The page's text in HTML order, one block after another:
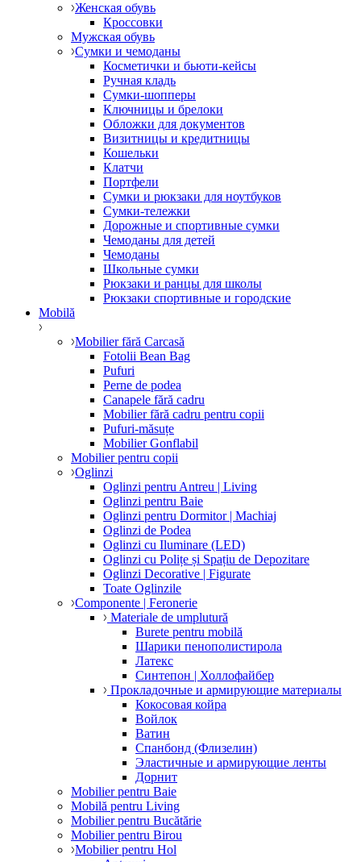
Женская обувь
Кроссовки
Мужская обувь
Сумки и чемоданы
Косметички и бьюти-кейсы
Ручная кладь
Сумки-шопперы
Ключницы и брелоки
Обложки для документов
Визитницы и кредитницы
Кошельки
Клатчи
Портфели
Сумки и рюкзаки для ноутбуков
Сумки-тележки
Дорожные и спортивные сумки
Чемоданы для детей
Чемоданы
Школьные сумки
Рюкзаки и ранцы для школы
Рюкзаки спортивные и городские
Mobilă
Mobilier fără Carcasă
Fotolii Bean Bag
Pufuri
Perne de podea
Canapele fără cadru
Mobilier fără cadru pentru copii
Pufuri-măsuțe
Mobilier Gonflabil
Mobilier pentru copii
Oglinzi
Oglinzi pentru Antreu | Living
Oglinzi pentru Baie
Oglinzi pentru Dormitor | Machiaj
Oglinzi de Podea
Oglinzi cu Iluminare (LED)
Oglinzi cu Polițe și Spațiu de Depozitare
Oglinzi Decorative | Figurate
Toate Oglinzile
Componente | Feronerie
Materiale de umplutură
Burete pentru mobilă
Шарики пенополистирола
Латекс
Синтепон | Холлофайбер
Прокладочные и армирующие материалы
Кокосовая койра
Войлок
Ватин
Спанбонд (Флизелин)
Эластичные и армирующие ленты
Дорнит
Mobilier pentru Baie
Mobilă pentru Living
Mobilier pentru Bucătărie
Mobilier pentru Birou
Mobilier pentru Hol